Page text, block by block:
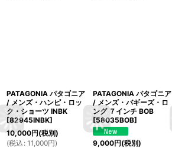
PATAGONIA パタゴニア
/ メンズ・ハンピ・ロッ
ク・ショーツ INBK
[82945INBK]
10,000円(税別)
(税込 : 11,000円)
PATAGONIA パタゴニア
/ メンズ・バギーズ・ロ
ング ７インチ BOB
[58035BOB]
9,000円(税別)